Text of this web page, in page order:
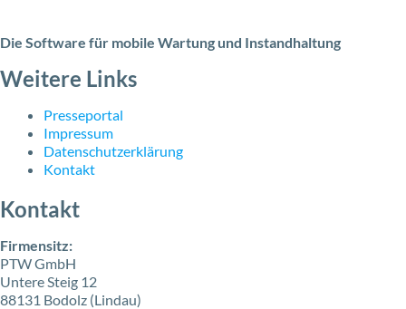
Die Software für mobile Wartung und Instandhaltung
Weitere Links
Presseportal
Impressum
Datenschutzerklärung
Kontakt
Kontakt
Firmensitz:
PTW GmbH
Untere Steig 12
88131 Bodolz (Lindau)